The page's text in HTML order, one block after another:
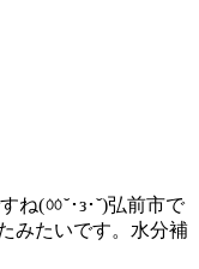
ね(ㆀ˘･з･˘)弘前市で
みたいです。水分補